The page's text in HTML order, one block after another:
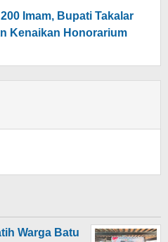
Imam, Bupati Takalar
Kenaikan Honorarium
Warga Batu